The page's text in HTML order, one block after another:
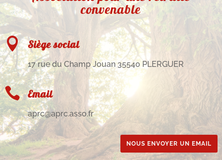
convenable
 Siège social
17 rue du Champ Jouan 35540 PLERGUER
 Email
aprc@aprc.asso.fr
NOUS ENVOYER UN EMAIL